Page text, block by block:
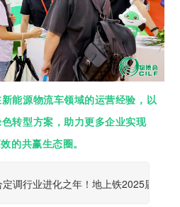
能源物流车领域的运营经验，以
转型方案，助力更多企业实现
的共赢生态圈。
调行业进化之年！地上铁2025届创连